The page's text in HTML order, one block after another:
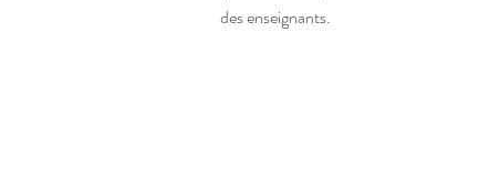
des enseignants.